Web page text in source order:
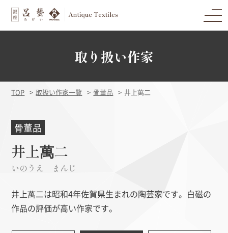
取り扱い作家
TOP 取扱い作家一覧 骨董品 井上萬二
骨董品
井上萬二
いのうえ まんじ
井上萬二は昭和4年佐賀県生まれの陶芸家です。白磁の
作品の評価が高い作家です。